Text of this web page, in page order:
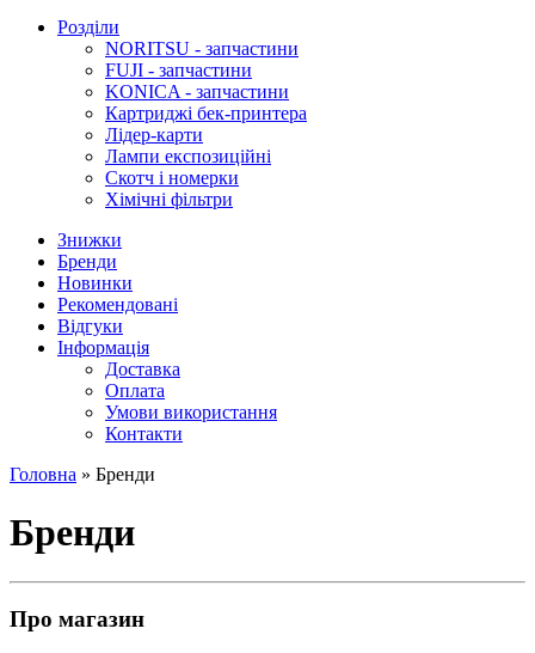
Розділи
NORITSU - запчастини
FUJI - запчастини
KONICA - запчастини
Картриджі бек-принтера
Лідер-карти
Лампи експозиційні
Скотч і номерки
Хімічні фільтри
Знижки
Бренди
Новинки
Рекомендовані
Відгуки
Інформація
Доставка
Оплата
Умови використання
Контакти
Головна » Бренди
Бренди
Про магазин